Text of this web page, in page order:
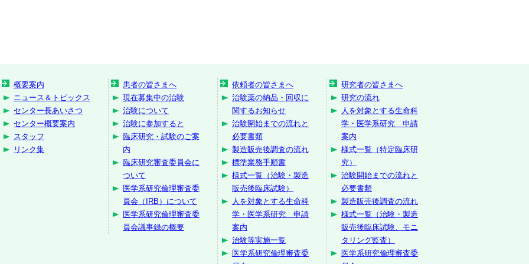
概要案内
ニュース＆トピックス
センター長あいさつ
センター概要案内
スタッフ
リンク集
患者の皆さまへ
現在募集中の治験
治験について
治験に参加すると
臨床研究・試験のご案
内
臨床研究審査委員会に
ついて
医学系研究倫理審査委
員会（IRB）について
医学系研究倫理審査委
員会議事録の概要
依頼者の皆さまへ
治験薬の納品・回収に
関するお知らせ
治験開始までの流れと
必要書類
製造販売後調査の流れ
標準業務手順書
様式一覧（治験・製造
販売後臨床試験）
人を対象とする生命科
学・医学系研究 申請
案内
治験等実施一覧
医学系研究倫理審査委
研究者の皆さまへ
研究の流れ
人を対象とする生命科
学・医学系研究 申請
案内
様式一覧（特定臨床研
究）
治験開始までの流れと
必要書類
製造販売後調査の流れ
様式一覧（治験・製造
販売後臨床試験、モニ
タリング監査）
医学系研究倫理審査委